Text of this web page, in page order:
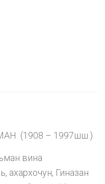
(1908 – 1997шш.)
вина
ахархочун, Гиназан